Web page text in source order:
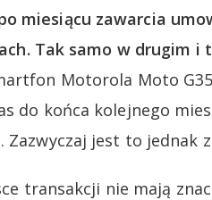
miesiącu zawarcia
Tak samo w drugim i
Motorola Moto G35
do końca kolejnego
jest to jednak
transakcji nie mają